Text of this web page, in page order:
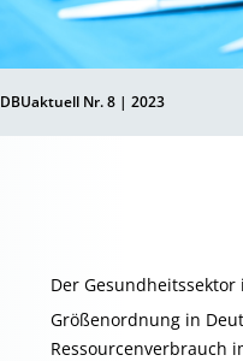
DBUaktuell Nr. 8 | 2023
Der
Größenordnung in
Ressourcenverbrauch